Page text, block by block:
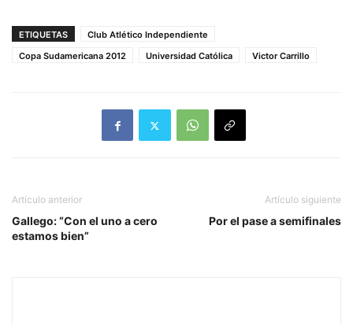
ETIQUETAS
Club Atlético Independiente
Copa Sudamericana 2012
Universidad Católica Victor Carrillo
Artículo anterior
Gallego: “Con el uno a cero
estamos bien”
Artículo siguiente
Por el pase a semifinales